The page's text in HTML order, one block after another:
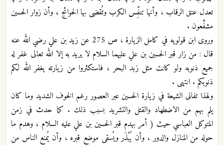
تعدل عتق الرقاب ، وأنها تنفِّس الكرب وتُقضى بها الحوائج ، وأن زوار الحسين
مشفَّعون .
وروى ابن قولويه في كامل الزيارة ، ص 275 عن زيد بن علي رضي الله عنه
قال : من زار قبر الحسين بن علي عليهما السلام لا يريد به إلا الله تعالى غفر له
جميع ذنوبه ولو كانت مثل زبد البحر ، فاستكثروا من زيارته يغفر الله لكم
ذنوبكم . انتهى .
ولهذا تفانى الشيعة في زيارة الحسين عبر العصور رغم الخوف الشديد وما كان
يلم بهم من الاضطهاد والقتل والتشريد بسبب ذلك . كما حدث في زمن
المتوكل العباسي حيث ( أمر بهدم قبر الحسين بن علي عليه السلام ، وهدم ما
حوله من المنازل والدور ، وأن يُبْذَر ويُسقى موضع قبره ، وأن يُمنع الناس من